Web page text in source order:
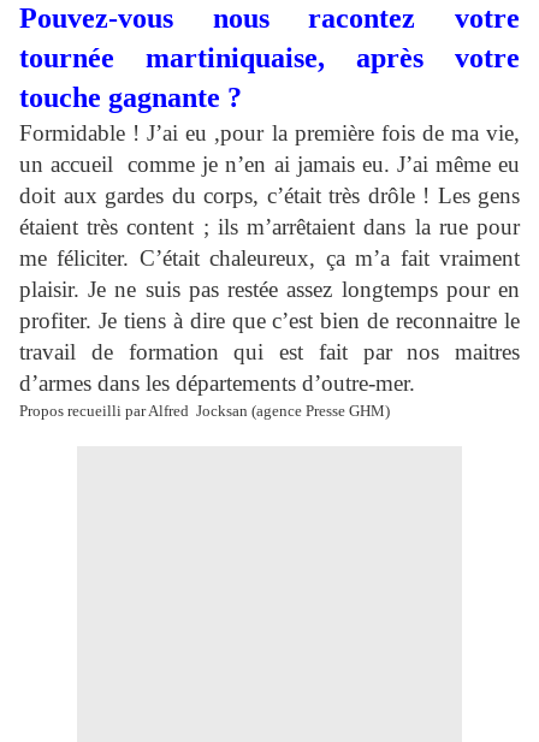
Pouvez-vous nous racontez votre
tournée martiniquaise, après votre
touche gagnante ?
Formidable ! J’ai eu ,pour la première fois de ma vie,
un accueil comme je n’en ai jamais eu. J’ai même eu
doit aux gardes du corps, c’était très drôle ! Les gens
étaient très content ; ils m’arrêtaient dans la rue pour
me féliciter. C’était chaleureux, ça m’a fait vraiment
plaisir. Je ne suis pas restée assez longtemps pour en
profiter. Je tiens à dire que c’est bien de reconnaitre le
travail de formation qui est fait par nos maitres
d’armes dans les départements d’outre-mer.
Propos recueilli par Alfred Jocksan (agence Presse GHM)